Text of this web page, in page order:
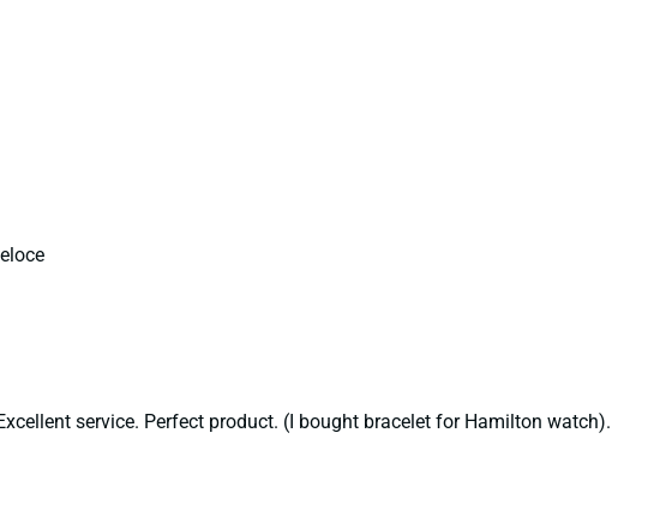
service. Perfect product. (I bought bracelet for Hamilton watch).